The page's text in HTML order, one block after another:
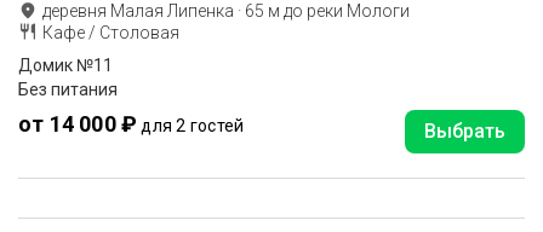
деревня Малая Липенка · 65 м до реки Мологи
Кафе / Столовая
Домик №11
Без питания
от 14 000 ₽ для 2 гостей Выбрать